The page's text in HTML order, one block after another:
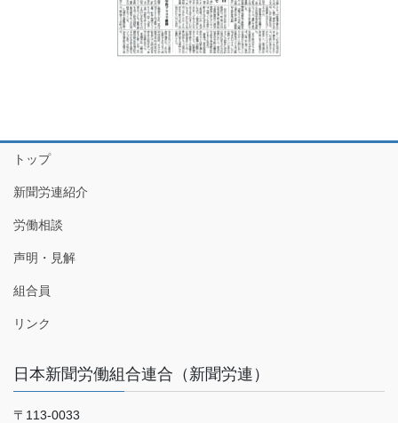
トップ
新聞労連紹介
労働相談
声明・見解
組合員
リンク
日本新聞労働組合連合（新聞労連）
〒113-0033